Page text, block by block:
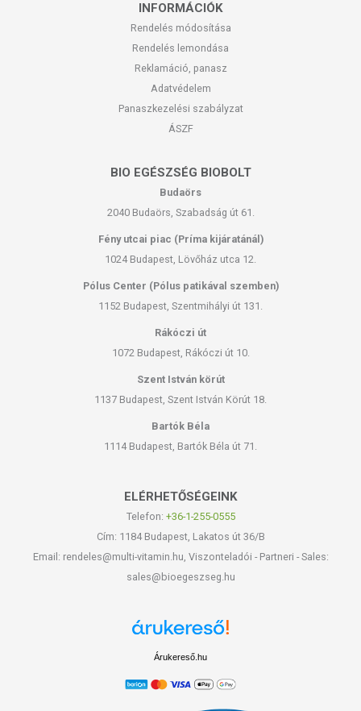
INFORMÁCIÓK
Rendelés módosítása
Rendelés lemondása
Reklamáció, panasz
Adatvédelem
Panaszkezelési szabályzat
ÁSZF
BIO EGÉSZSÉG BIOBOLT
Budaörs
2040 Budaörs, Szabadság út 61.
Fény utcai piac (Príma kijáratánál)
1024 Budapest, Lövőház utca 12.
Pólus Center (Pólus patikával szemben)
1152 Budapest, Szentmihályi út 131.
Rákóczi út
1072 Budapest, Rákóczi út 10.
Szent István körút
1137 Budapest, Szent István Körút 18.
Bartók Béla
1114 Budapest, Bartók Béla út 71.
ELÉRHETŐSÉGEINK
Telefon: +36-1-255-0555
Cím: 1184 Budapest, Lakatos út 36/B
Email: rendeles@multi-vitamin.hu, Viszonteladói - Partneri - Sales:
sales@bioegeszseg.hu
Árukereső.hu